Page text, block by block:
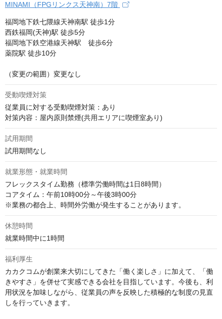
MINAMI（FPGリンクス天神南）7階
福岡地下鉄七隈線天神南駅 徒歩1分
西鉄福岡(天神)駅 徒歩5分
福岡地下鉄空港線天神駅　徒歩6分
薬院駅 徒歩10分
（変更の範囲）変更なし
受動喫煙対策
従業員に対する受動喫煙対策：あり
対策内容：屋内原則禁煙(共用エリアに喫煙室あり)
試用期間
試用期間なし
就業形態・就業時間
フレックスタイム勤務（標準労働時間は1日8時間）
コアタイム：午前10時00分～午後3時00分
※業務の都合上、時間外労働が発生することがあります。
休憩時間
就業時間中に1時間
福利厚生
カカクコムが創業来大切にしてきた「働く楽しさ」に加えて、「働
きやすさ」を併せて実感できる会社を目指しています。今後も、利
用状況を加味しながら、従業員の声を反映した積極的な制度の見直
しを行っていきます。